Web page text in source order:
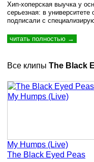
Хип-хоперская выучка у
серьезная: в
подписали с
читать полностью →
Все клипы The Black
My Humps (Live)
The Black Eyed Peas